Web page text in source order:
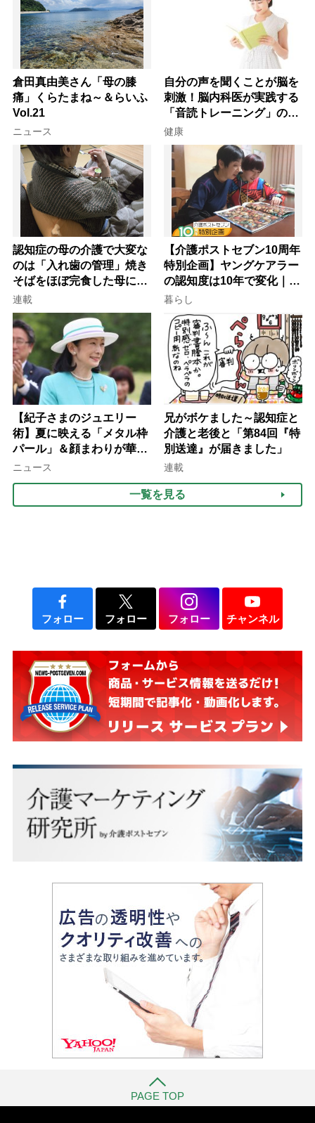
倉田真由美さん「母の膝
痛」くらたまね～＆らいふ
Vol.21
ニュース
自分の声を聞くことが脳を
刺激！脳内科医が実践する
「音読トレーニング」の極
意
健康
認知症の母の介護で大変な
のは「入れ歯の管理」焼き
そばをほぼ完食した母に息
子が血の気が引いた理由
連載
【介護ポストセブン10周年
特別企画】ヤングケアラー
の認知度は10年で変化｜流
行語大賞にノミネート、法
律にも明記されたが果たし
て現在は？
暮らし
【紀子さまのジュエリー
術】夏に映える「メタル枠
パール」＆顔まわりが華や
ぐ「揺れる一粒」の使い分
け方
ニュース
兄がボケました～認知症と
介護と老後と「第84回『特
別送達』が届きました」
連載
一覧を見る
フォロー フォロー フォロー チャンネル
PAGE TOP